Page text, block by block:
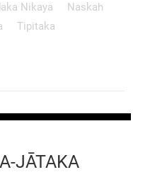
Nikaya
Naskah
Tipitaka
JĀTAKA